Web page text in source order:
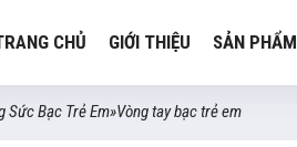
CHỦ GIỚI THIỆU SẢN PHẨM
Sức Bạc Trẻ Em»Vòng tay bạc trẻ em